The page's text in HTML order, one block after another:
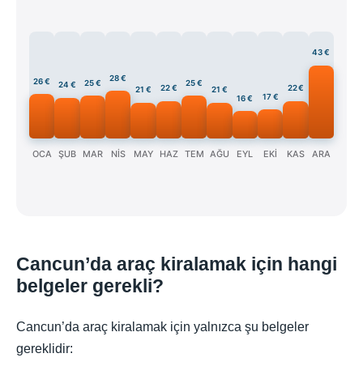
26 €
OCA
24 €
ŞUB
25 €
MAR
28 €
NİS
21 €
MAY
22 €
HAZ
25 €
TEM
21 €
AĞU
16 €
EYL
17 €
EKİ
22 €
KAS
43 €
ARA
Cancun’da araç kiralamak için hangi
belgeler gerekli?
Cancun’da araç kiralamak için yalnızca şu belgeler
gereklidir: